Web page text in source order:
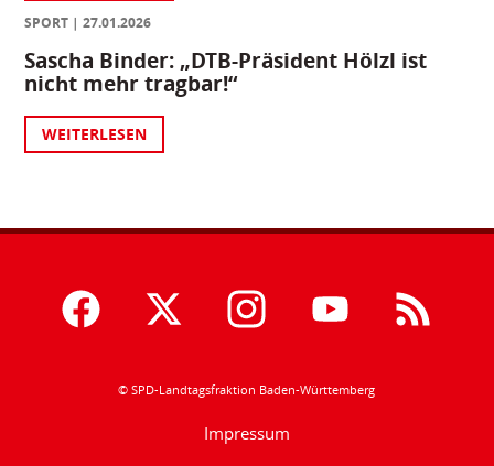
SPORT
27.01.2026
Sascha Binder: „DTB-Präsident Hölzl ist
nicht mehr tragbar!“
WEITERLESEN
© SPD-Landtagsfraktion Baden-Württemberg
Impressum